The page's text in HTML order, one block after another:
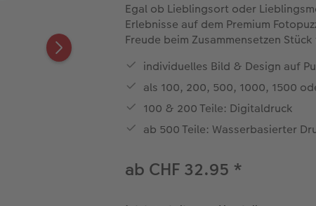
Egal ob Lieblingsort oder
Erlebnisse auf dem Premium
Freude beim Zusammensetzen
individuelles Bild & Design auf
als 100, 200, 500, 1000, 1500
100 & 200 Teile: Digitaldruck
ab 500 Teile: Wasserbasierter
ab CHF 32.95 *